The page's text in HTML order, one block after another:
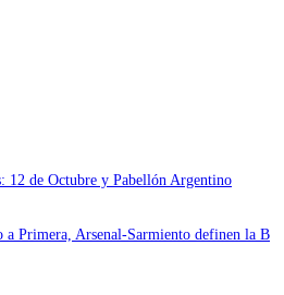
12 de Octubre y Pabellón Argentino
a Primera, Arsenal-Sarmiento definen la B